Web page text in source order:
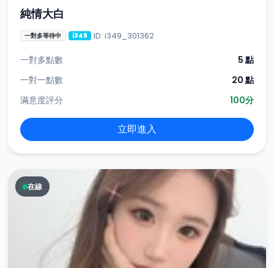
純情大白
一對多等待中 i349 ID: i349_301362
一對多點數
5 點
一對一點數
20 點
滿意度評分
100分
立即進入
在線